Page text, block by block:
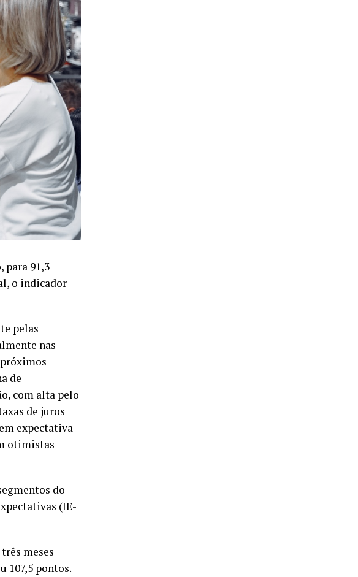
para 91,3
o indicador
pelas
nas
de
com alta pelo
de juros
expectativa
otimistas
do
(IE-
meses
107,5 pontos.